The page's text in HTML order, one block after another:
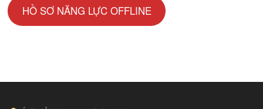
HỒ SƠ NĂNG LỰC OFFLINE